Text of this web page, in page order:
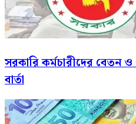
সরকারি কর্মচারীদের বেতন ও
বার্তা